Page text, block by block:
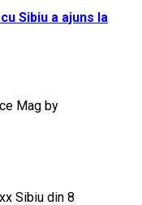
Sibiu a ajuns la
Mag by